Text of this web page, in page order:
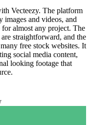
Vecteezy. The platform
images and videos, and
for almost any project. The
straightforward, and the
free stock websites. It
social media content,
looking footage that